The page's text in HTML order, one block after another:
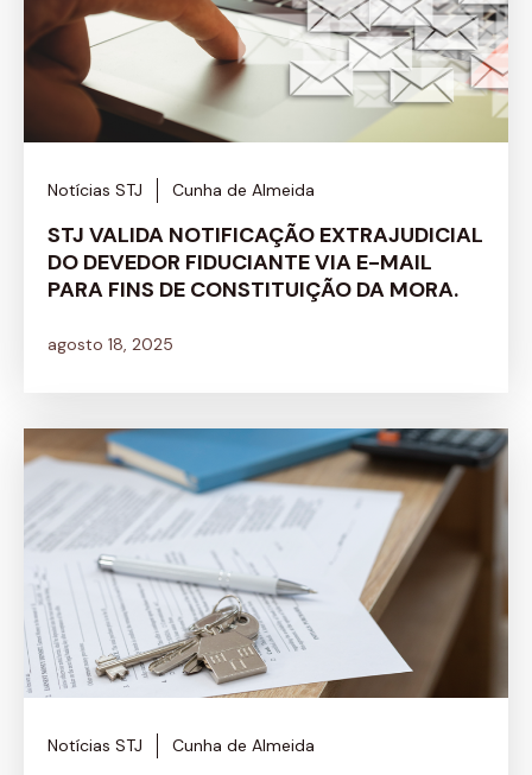
Notícias STJ Cunha de Almeida
STJ VALIDA NOTIFICAÇÃO EXTRAJUDICIAL
DO DEVEDOR FIDUCIANTE VIA E-MAIL
PARA FINS DE CONSTITUIÇÃO DA MORA.
agosto 18, 2025
Notícias STJ Cunha de Almeida